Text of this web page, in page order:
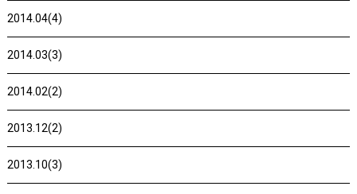
2014.04(4)
2014.03(3)
2014.02(2)
2013.12(2)
2013.10(3)